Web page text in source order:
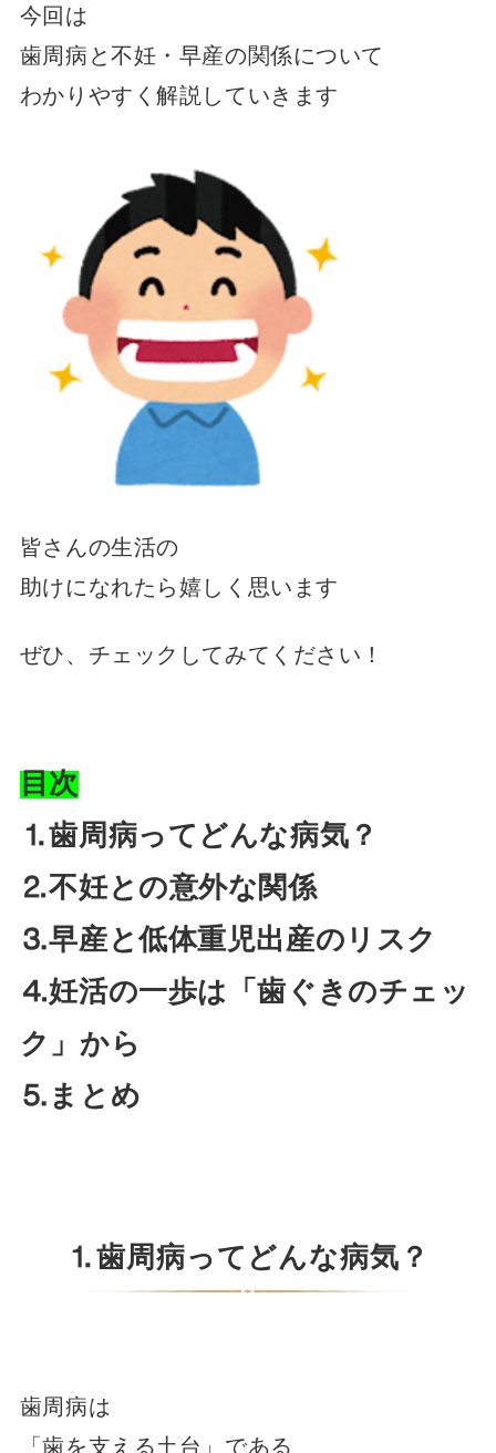
今回は
歯周病と不妊・早産の関係について
わかりやすく解説していきます
皆さんの生活の
助けになれたら嬉しく思います
ぜひ、チェックしてみてください！
目次
⒈歯周病ってどんな病気？
⒉不妊との意外な関係
⒊早産と低体重児出産のリスク
⒋妊活の一歩は「歯ぐきのチェッ
ク」から
⒌まとめ
⒈歯周病ってどんな病気？
歯周病は
「歯を支える土台」である